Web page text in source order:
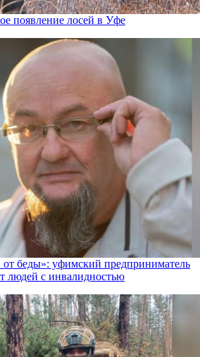
появление лосей в Уфе
от беды»: уфимский предприниматель
людей с инвалидностью